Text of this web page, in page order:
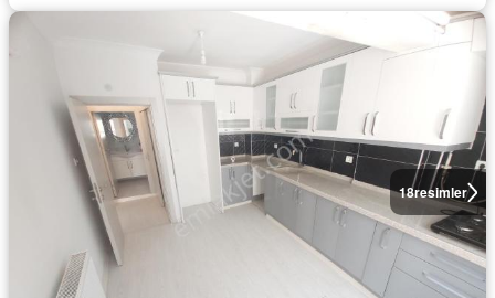
18resimler